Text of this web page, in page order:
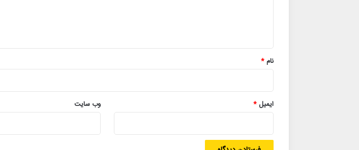
نام*
ایمیل* وب‌ سایت